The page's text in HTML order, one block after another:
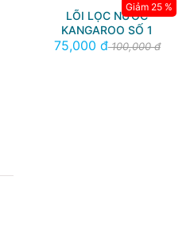
LÕI LỌC NƯỚC
KANGAROO SỐ 1
75,000 đ100,000 đ
Giảm 25 %